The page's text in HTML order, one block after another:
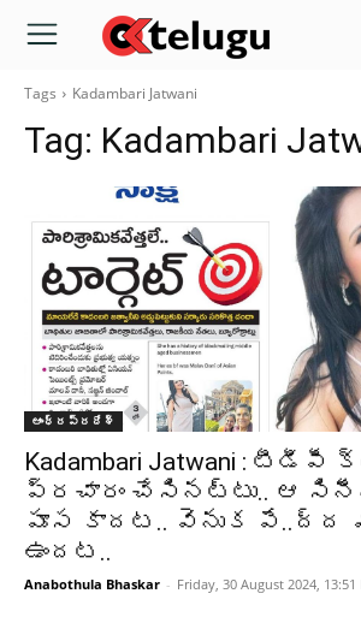
Tags Kadambari Jatwani
Tag: Kadambari
ఆంధ్రప్రదేశ్‌
Kadambari Jatwani : టీడీపీ
ప్రచారం చేసినట్టు.. ఆ
పూస కాదట.. వెనుక పే..ద్ద
ఉందట..
Anabothula Bhaskar - Friday, 30 August 2024, 13:51